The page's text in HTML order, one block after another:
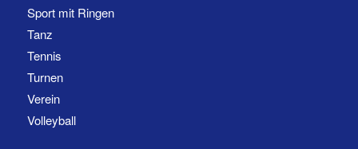
Sport mit Ringen
Tanz
Tennis
Turnen
Verein
Volleyball